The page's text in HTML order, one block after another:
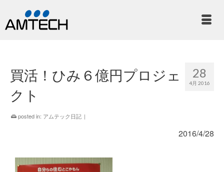
28
4月 2016
買活！ひみ６億円プロジェ
クト
posted in: アムテック日記 |
2016/4/28